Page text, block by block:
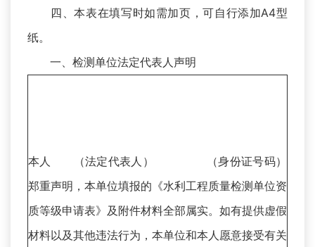
四、本表在填写时如需加页，可自行添加A4型
纸。
一、检测单位法定代表人声明
本人 （法定代表人） （身份证号码）
郑重声明，本单位填报的《水利工程质量检测单位资
质等级申请表》及附件材料全部属实。如有提供虚假
材料以及其他违法行为，本单位和本人愿意接受有关